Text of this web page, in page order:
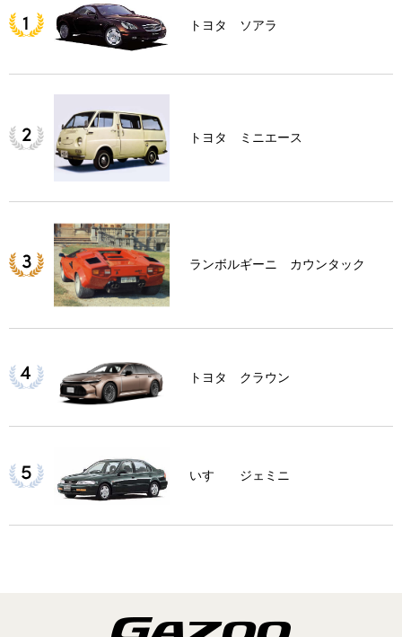
トヨタ ソアラ
トヨタ ミニエース
ランボルギーニ カウンタック
トヨタ クラウン
いすゞ ジェミニ